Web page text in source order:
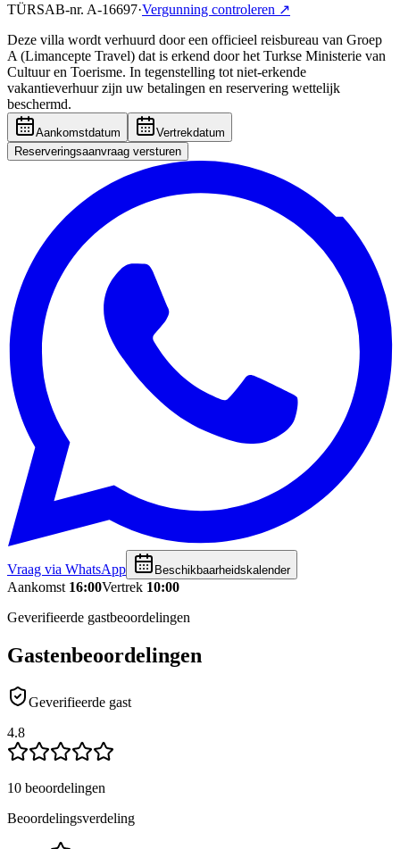
TÜRSAB-nr. A-16697·Vergunning controleren ↗
Deze villa wordt verhuurd door een officieel reisbureau van Groep
A (Limancepte Travel) dat is erkend door het Turkse Ministerie van
Cultuur en Toerisme. In tegenstelling tot niet-erkende
vakantieverhuur zijn uw betalingen en reservering wettelijk
beschermd.
Aankomstdatum
Vertrekdatum
Reserveringsaanvraag versturen
Vraag via WhatsApp Beschikbaarheidskalender
Aankomst 16:00Vertrek 10:00
Geverifieerde gastbeoordelingen
Gastenbeoordelingen
Geverifieerde gast
4.8
10 beoordelingen
Beoordelingsverdeling